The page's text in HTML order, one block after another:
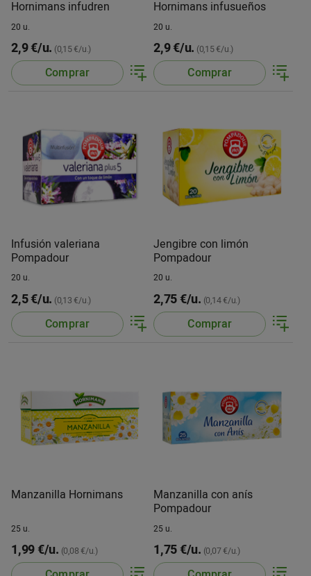
Hornimans infudren
20 u.
2,9 €/u. (0,15 €/u.)
Comprar
Hornimans infusueños
20 u.
2,9 €/u. (0,15 €/u.)
Comprar
Infusión valeriana
Pompadour
20 u.
2,5 €/u. (0,13 €/u.)
Comprar
Jengibre con limón
Pompadour
20 u.
2,75 €/u. (0,14 €/u.)
Comprar
Manzanilla Hornimans
25 u.
1,99 €/u. (0,08 €/u.)
Manzanilla con anís
Pompadour
25 u.
1,75 €/u. (0,07 €/u.)